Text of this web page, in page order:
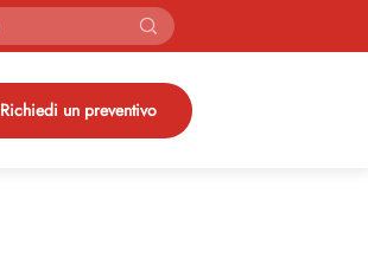
Richiedi un preventivo